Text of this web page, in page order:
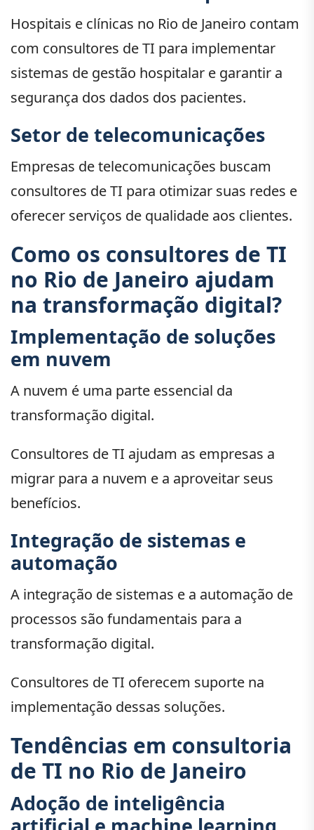
Hospitais e clínicas no Rio de Janeiro contam
com consultores de TI para implementar
sistemas de gestão hospitalar e garantir a
segurança dos dados dos pacientes.
Setor de telecomunicações
Empresas de telecomunicações buscam
consultores de TI para otimizar suas redes e
oferecer serviços de qualidade aos clientes.
Como os consultores de TI
no Rio de Janeiro ajudam
na transformação digital?
Implementação de soluções
em nuvem
A nuvem é uma parte essencial da
transformação digital.
Consultores de TI ajudam as empresas a
migrar para a nuvem e a aproveitar seus
benefícios.
Integração de sistemas e
automação
A integração de sistemas e a automação de
processos são fundamentais para a
transformação digital.
Consultores de TI oferecem suporte na
implementação dessas soluções.
Tendências em consultoria
de TI no Rio de Janeiro
Adoção de inteligência